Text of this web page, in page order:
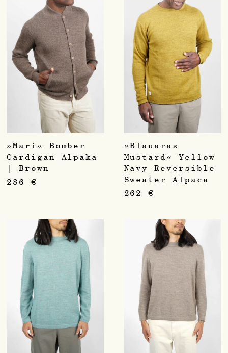
»Mari« Bomber
Cardigan Alpaka
| Brown
286 €
»Blauaras
Mustard« Yellow
Navy Reversible
Sweater Alpaca
262€